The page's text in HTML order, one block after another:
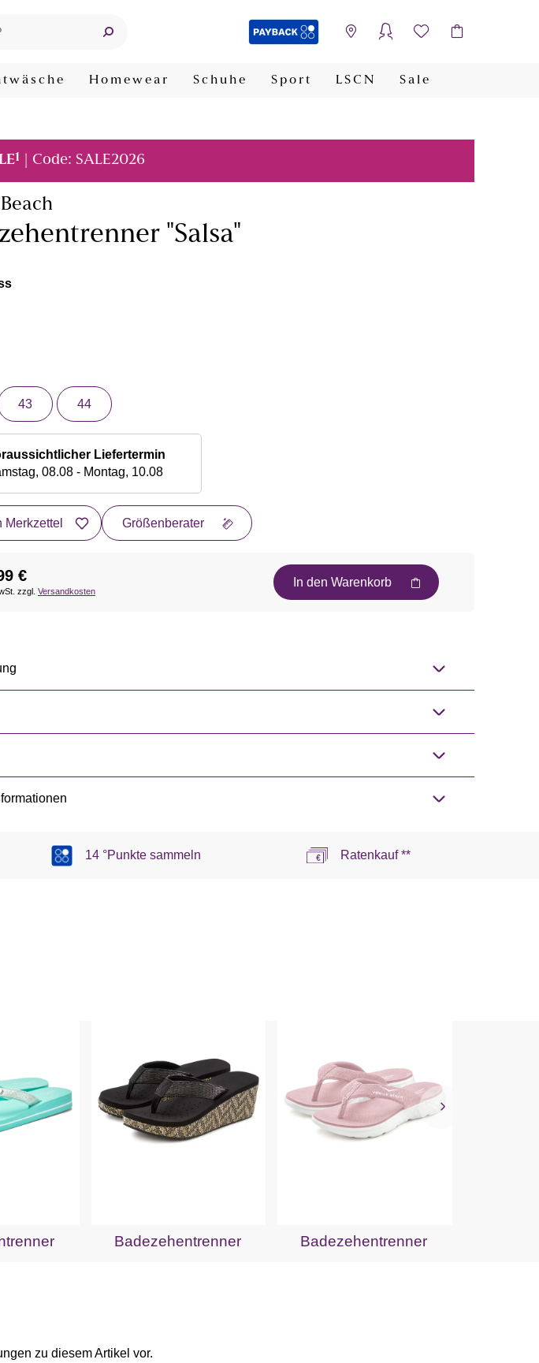
Homewear Schuhe Sport LSCN Sale
1 | Code: SALE2026
"Salsa"
43 44
Liefertermin
08.08 - Montag, 10.08
Merkzettel Größenberater
€
zzgl. Versandkosten
In den Warenkorb
14 °Punkte sammeln Ratenkauf **
Badezehentrenner Badezehentrenner
zu diesem Artikel vor.